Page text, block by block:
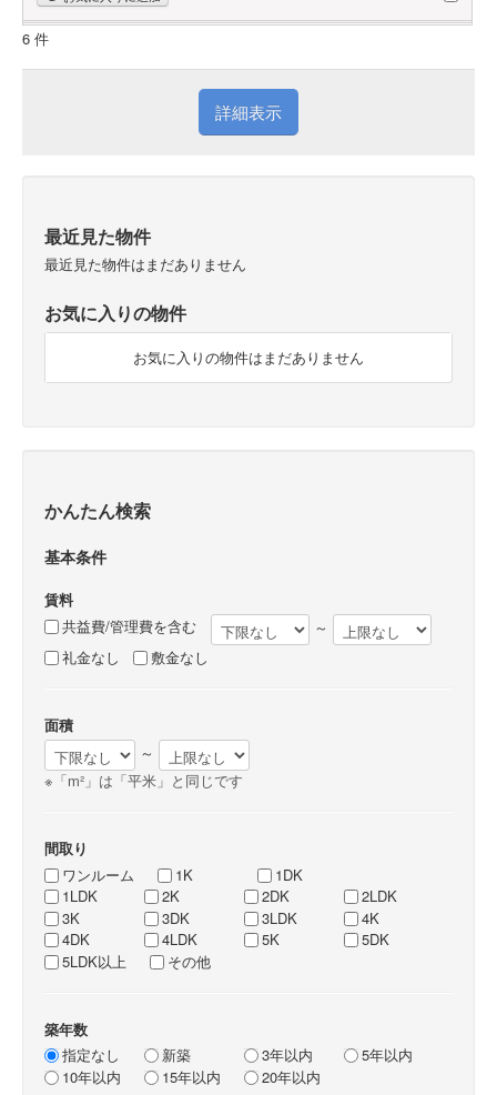
6 件
詳細表示
最近見た物件
最近見た物件はまだありません
お気に入りの物件
お気に入りの物件はまだありません
かんたん検索
基本条件
賃料
～
共益費/管理費を含む
礼金なし
敷金なし
面積
～
※「m²」は「平米」と同じです
間取り
ワンルーム
1K
1DK
1LDK
2K 2DK
2LDK
3K
3DK 3LDK
4K
4DK
4LDK 5K
5DK
5LDK以上
その他
築年数
指定なし
新築 3年以内
5年以内
10年以内
15年以内 20年以内